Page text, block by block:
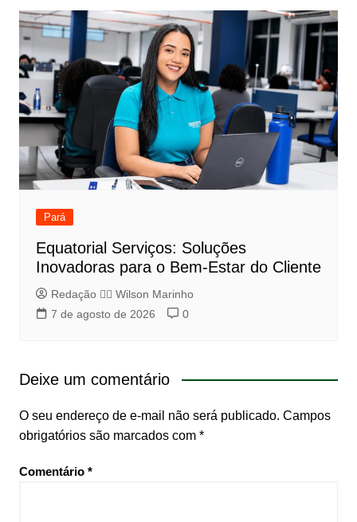
Pará
Equatorial Serviços: Soluções
Inovadoras para o Bem-Estar do Cliente
Redação 👨‍⚖️​ Wilson Marinho
7 de agosto de 2026
0
Deixe um comentário
O seu endereço de e-mail não será publicado. Campos
obrigatórios são marcados com *
Comentário *